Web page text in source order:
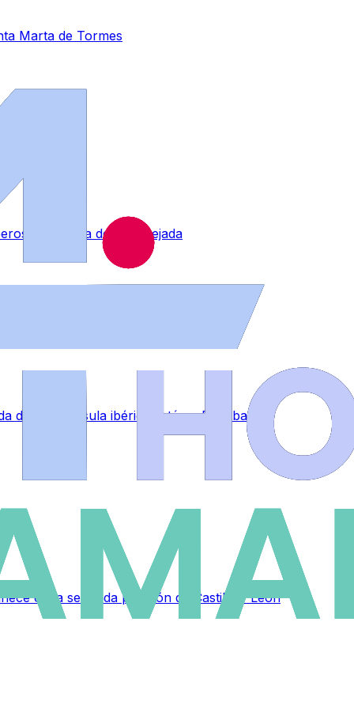
Marta de Tormes
a la altura de Aldeatejada
de la península ibérica está en El Cabaco
en la segunda posición de Castilla y León